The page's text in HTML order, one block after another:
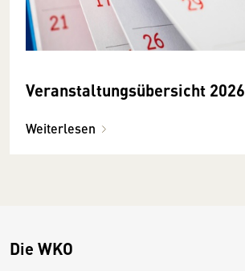
Veranstaltungsübersicht 2026
Weiterlesen
Die WKO